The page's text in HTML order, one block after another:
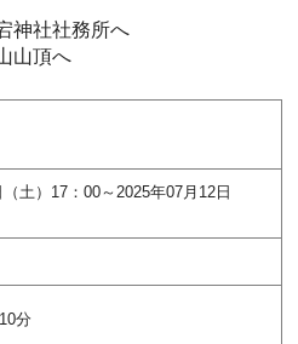
神社社務所へ
山頂へ
土）17：00～2025年07月12日
分